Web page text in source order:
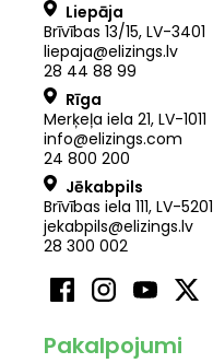
Liepāja
Brīvības 13/15, LV-3401
liepaja@elizings.lv
28 44 88 99
Rīga
Merķeļa iela 21, LV-1011
info@elizings.com
24 800 200
Jēkabpils
Brīvības iela 111, LV-5201
jekabpils@elizings.lv
28 300 002
Pakalpojumi